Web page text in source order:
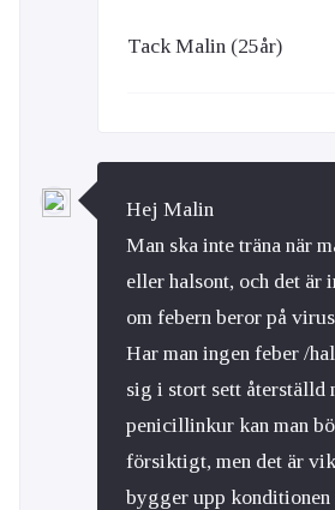
Tack Malin (25år)
Hej Malin
Man ska inte träna när
eller halsont, och det är
om febern beror på
Har man ingen feber /
sig i stort sett återställd
penicillinkur kan man
försiktigt, men det är
bygger upp konditionen